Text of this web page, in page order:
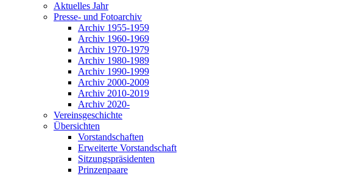
Aktuelles Jahr
Presse- und Fotoarchiv
Archiv 1955-1959
Archiv 1960-1969
Archiv 1970-1979
Archiv 1980-1989
Archiv 1990-1999
Archiv 2000-2009
Archiv 2010-2019
Archiv 2020-
Vereinsgeschichte
Übersichten
Vorstandschaften
Erweiterte Vorstandschaft
Sitzungspräsidenten
Prinzenpaare